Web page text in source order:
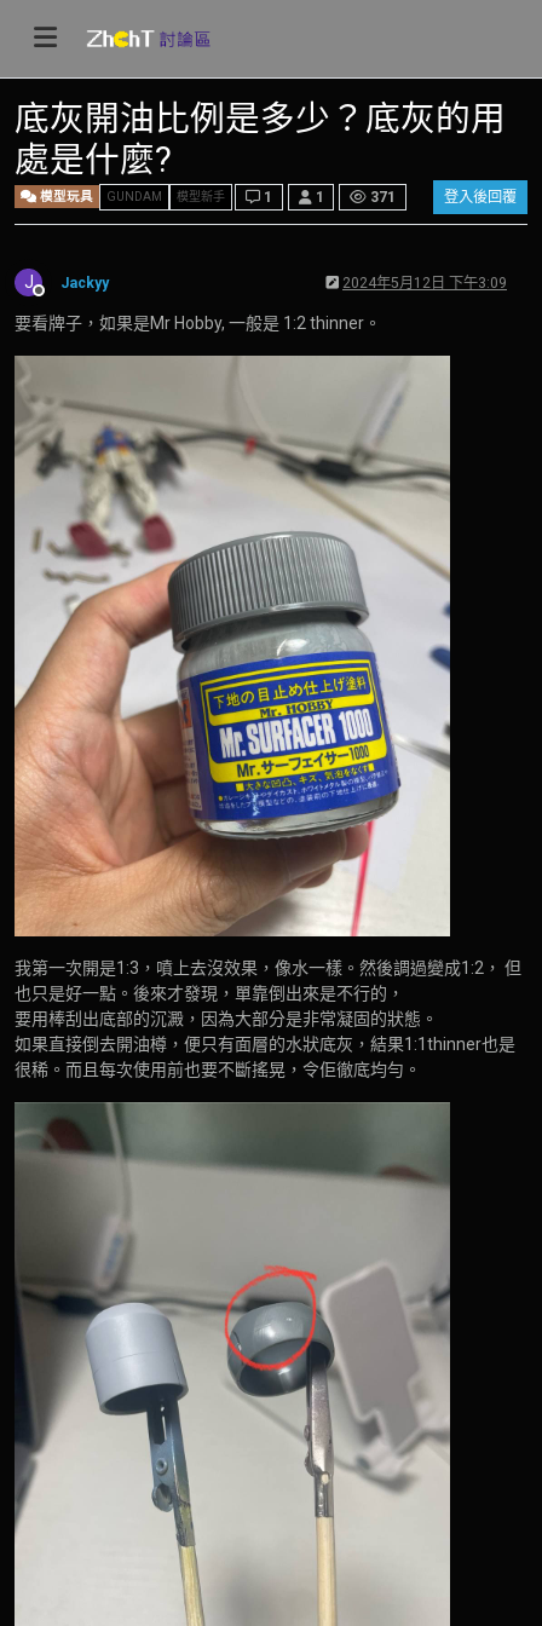
底灰開油比例是多少？底灰的用
處是什麼?
模型玩具 GUNDAM 模型新手 1 1 371 登入後回覆
J
離線
Jackyy 2024年5月12日 下午3:09
要看牌子，如果是Mr Hobby, 一般是 1:2 thinner。
我第一次開是1:3，噴上去沒效果，像水一樣。然後調過變成1:2， 但
也只是好一點。後來才發現，單靠倒出來是不行的，
要用棒刮出底部的沉澱，因為大部分是非常凝固的狀態。
如果直接倒去開油樽，便只有面層的水狀底灰，結果1:1thinner也是
很稀。而且每次使用前也要不斷搖晃，令佢徹底均勻。